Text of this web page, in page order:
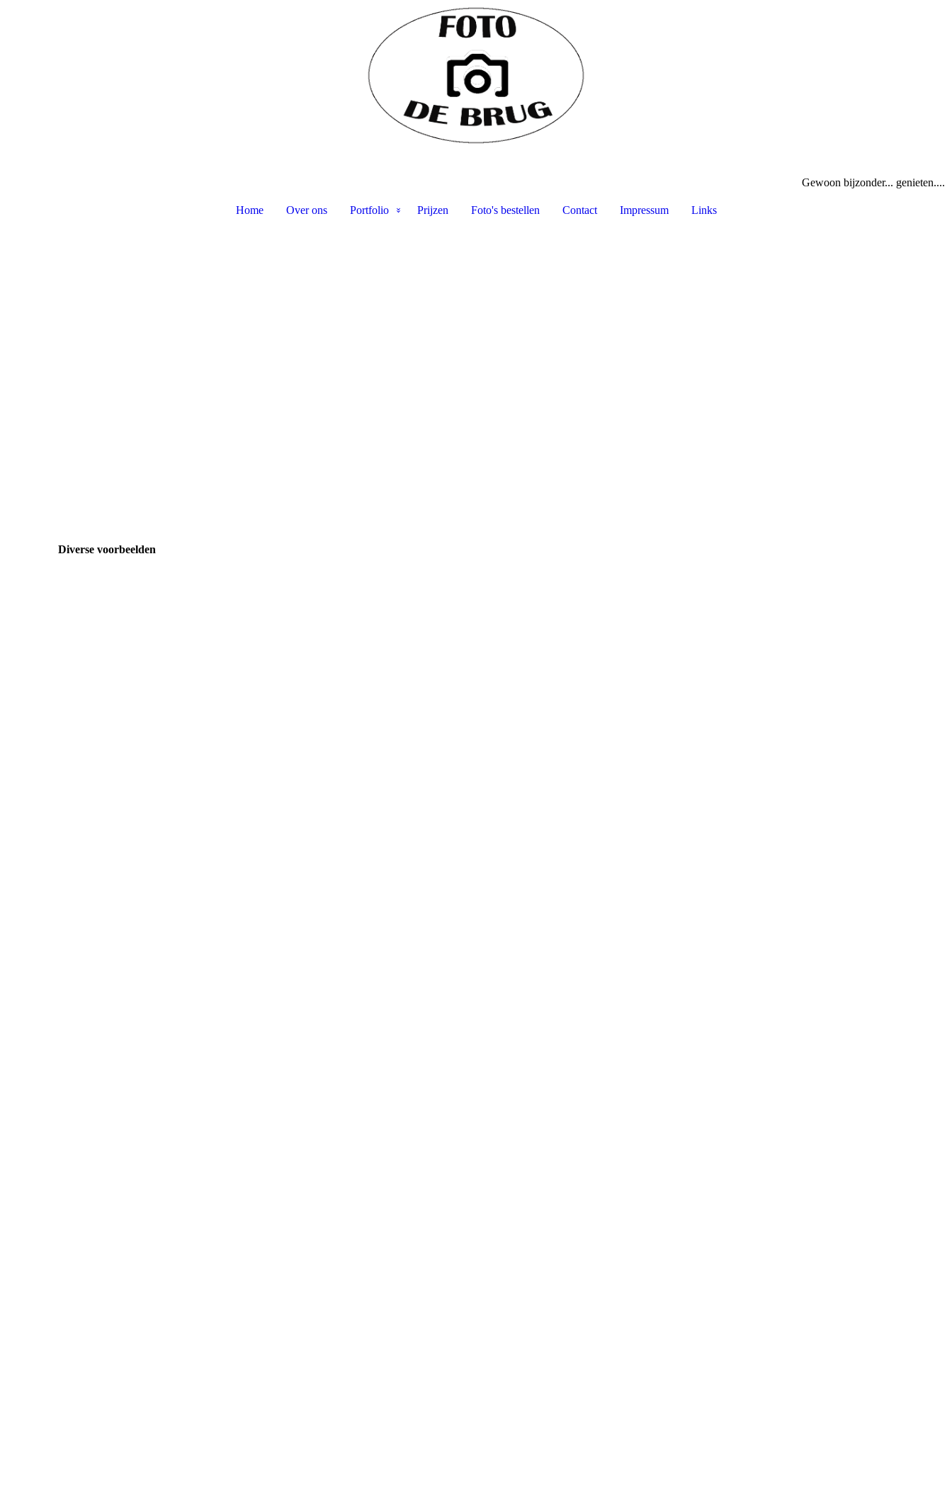
Gewoon bijzonder... genieten....
Home Over ons Portfolio Prijzen Foto's bestellen Contact Impressum Links
Diverse voorbeelden